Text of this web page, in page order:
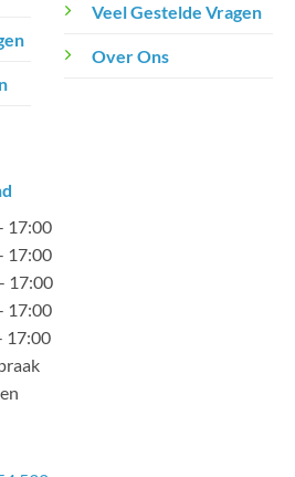
Veel Gestelde Vragen
Over Ons
17:00
17:00